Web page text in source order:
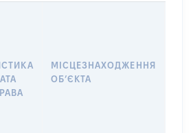
МІСЦЕЗНАХОДЖЕННЯ
ОБʼЄКТА